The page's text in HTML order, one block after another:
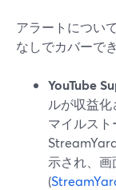
アラートについ
なしでカバーで
YouTube
ルが収益
マイルス
示され、画
(